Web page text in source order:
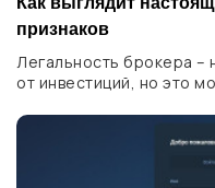
признаков
Легальность брокера –
от инвестиций, но это